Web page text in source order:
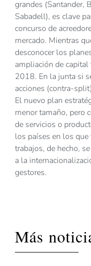
grandes (Santander,
Sabadell), es clave
concurso de
mercado. Mientras
desconocer los
ampliación de
2018. En la junta si
acciones (contra-
El nuevo plan
menor tamaño, pero
de servicios o
los países en los que
trabajos, de hecho,
a la
gestores.
Más